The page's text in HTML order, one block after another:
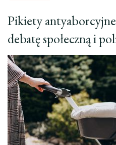
Pikiety
debatę społeczną i